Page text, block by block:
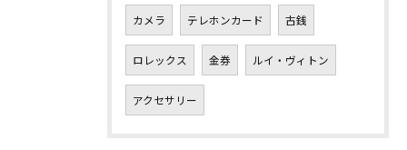
カメラ テレホンカード 古銭
ロレックス 金券 ルイ・ヴィトン
アクセサリー